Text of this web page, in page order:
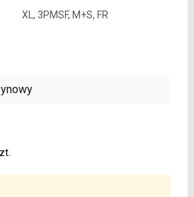
XL, 3PMSF, M+S, FR